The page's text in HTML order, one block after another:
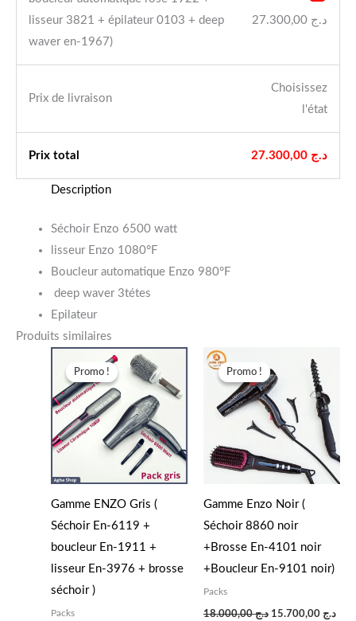
lisseur 3821 + épilateur 0103 + deep
waver en-1967)
د.ج
Prix ​​de livraison
Choisissez
l'état
Prix ​​total د.ج
Description
Séchoir Enzo 6500 watt
lisseur Enzo 1080°F
Boucleur automatique Enzo 980°F
deep waver 3tétes
Epilateur
Produits similaires
Promo !
Promo !
Gamme ENZO Gris (
Séchoir En-6119 +
boucleur En-1911 +
lisseur En-3976 + brosse
séchoir )
Packs
Le
prix
initial
était :
Le
د.ج 16.700,00.
Promo !
Promo !
Gamme Enzo Noir (
Séchoir 8860 noir
+Brosse En-4101 noir
+Boucleur En-9101 noir)
Packs
د.ج18.000,00
initial
était :
د.ج 15.700,00